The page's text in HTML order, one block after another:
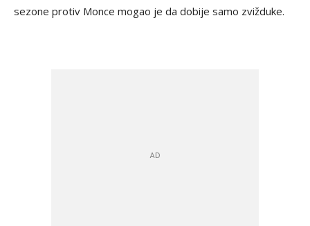
sezone protiv Monce mogao je da dobije samo zvižduke.